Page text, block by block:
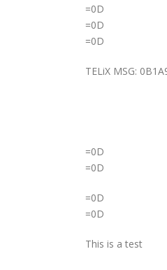
=0D
=0D
=0D
TELiX MSG:
=0D
=0D
=0D
=0D
This is a test